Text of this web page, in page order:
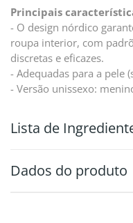
Principais
- O design nórdico
roupa interior, com
discretas e eficazes.
- Adequadas para a pele
- Versão unissexo:
⁠Lista de
Dados do produto